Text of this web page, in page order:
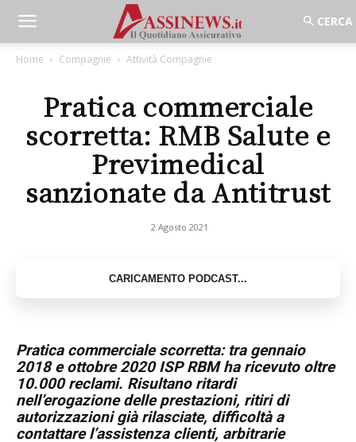
Home Compagnie Attività Compagnie
Pratica commerciale
scorretta: RMB Salute e
Previmedical
sanzionate da Antitrust
2 Agosto 2021
Pratica commerciale scorretta: tra gennaio
2018 e ottobre 2020 ISP RBM ha ricevuto oltre
10.000 reclami. Risultano ritardi
nell’erogazione delle prestazioni, ritiri di
autorizzazioni già rilasciate, difficoltà a
contattare l’assistenza clienti, arbitrarie